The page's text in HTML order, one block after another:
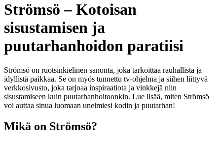
Strömsö – Kotoisan
sisustamisen ja
puutarhanhoidon paratiisi
Strömsö on ruotsinkielinen sanonta, joka tarkoittaa rauhallista ja
idyllistä paikkaa. Se on myös tunnettu tv-ohjelma ja siihen liittyvä
verkkosivusto, joka tarjoaa inspiraatiota ja vinkkejä niin
sisustamiseen kuin puutarhanhoitoonkin. Lue lisää, miten Strömsö
voi auttaa sinua luomaan unelmiesi kodin ja puutarhan!
Mikä on Strömsö?